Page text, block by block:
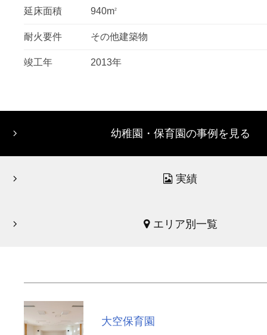
延床面積 940m2
耐火要件 その他建築物
竣工年 2013年
幼稚園・保育園の事例を見る
実績
エリア別一覧
大空保育園